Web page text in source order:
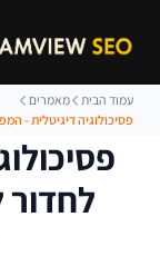
עמוד הבית
מאמרים
פסיכולוגיה דיגיטלית -
לחדור